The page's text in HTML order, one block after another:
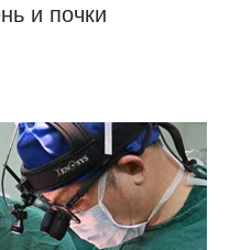
и почки